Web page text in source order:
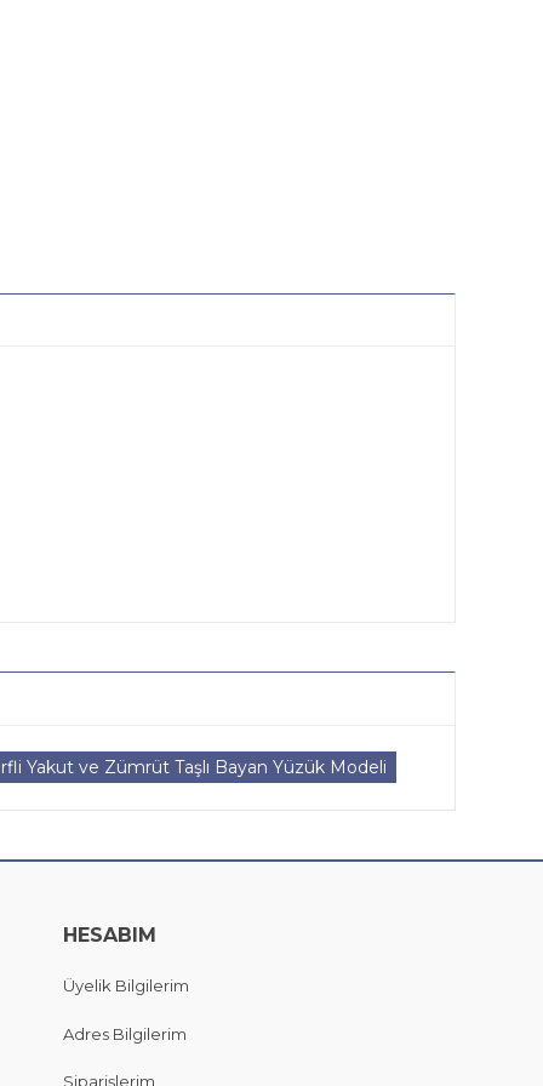
Yakut ve Zümrüt Taşlı Bayan Yüzük Modeli
HESABIM
Üyelik Bilgilerim
Adres Bilgilerim
Siparişlerim